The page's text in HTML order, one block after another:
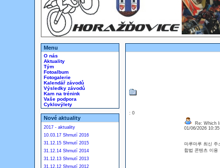
Menu
O nás
Aktuality
Tým
Fotoalbum
Fotogalerie
Kalendář závodů
Výsledky závodů
Kam na trénink
Vaše podpora
Cyklovýlety
Nové aktuality
2017 - aktuality
10.03.17 Shrnutí 2016
31.12.15 Shrnutí 2015
31.12.14 Shrnutí 2014
31.12.13 Shrnutí 2013
31.12.12 Shrnutí 2012
: 0
Re: Which
01/06/2026
마루마루 최신 주
합법 콘텐츠 이